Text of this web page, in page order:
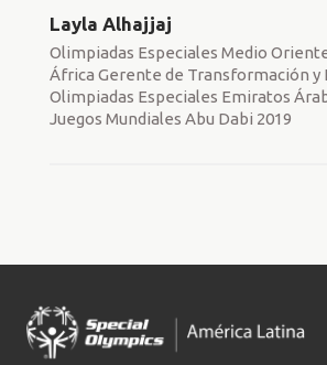
Layla Alhajjaj
Olimpiadas Especiales Medio
África Gerente de Transformación y
Olimpiadas Especiales Emiratos
Juegos Mundiales Abu Dabi 2019